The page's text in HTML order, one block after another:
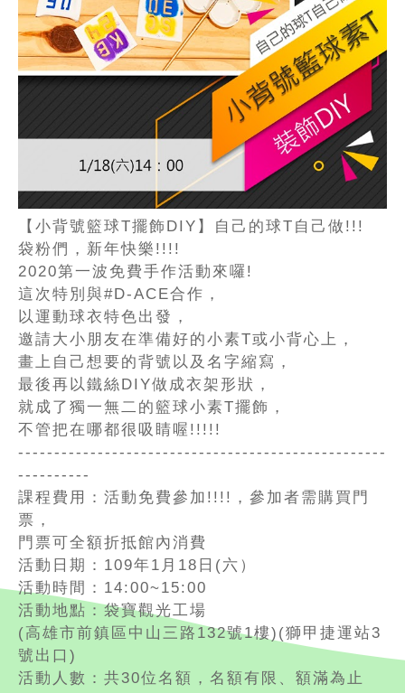
【小背號籃球T擺飾DIY】自己的球T自己做!!!
袋粉們，新年快樂!!!!
2020第一波免費手作活動來囉!
這次特別與#D-ACE合作，
以運動球衣特色出發，
邀請大小朋友在準備好的小素T或小背心上，
畫上自己想要的背號以及名字縮寫，
最後再以鐵絲DIY做成衣架形狀，
就成了獨一無二的籃球小素T擺飾，
不管把在哪都很吸睛喔!!!!!
---------------------------------------------------
----------
課程費用：活動免費參加!!!!，參加者需購買門
票，
門票可全額折抵館內消費
活動日期：109年1月18日(六）
活動時間：14:00~15:00
活動地點：袋寶觀光工場
(高雄市前鎮區中山三路132號1樓)(獅甲捷運站3
號出口)
活動人數：共30位名額，名額有限、額滿為止